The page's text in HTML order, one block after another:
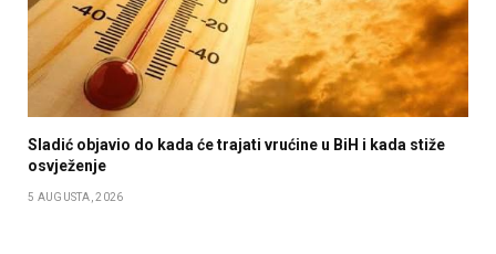
Sladić objavio do kada će trajati vrućine u BiH i kada stiže
osvježenje
5 AUGUSTA, 2026